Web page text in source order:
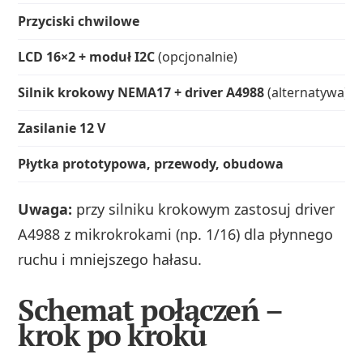
Przyciski chwilowe
LCD 16×2 + moduł I2C(opcjonalnie)
Silnik krokowy NEMA17 + driver A4988(alternatywa)
Zasilanie 12 V
Płytka prototypowa, przewody, obudowa
Uwaga: przy silniku krokowym zastosuj driver
A4988 z mikrokrokami (np. 1/16) dla płynnego
ruchu i mniejszego hałasu.
Schemat połączeń –
krok po kroku